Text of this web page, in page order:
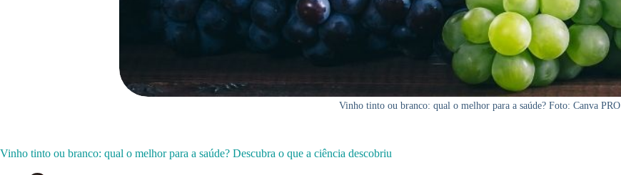
Vinho tinto ou branco: qual o melhor para a saúde? Foto: Canva PRO
Vinho tinto ou branco: qual o melhor para a saúde? Descubra o que a ciência descobriu